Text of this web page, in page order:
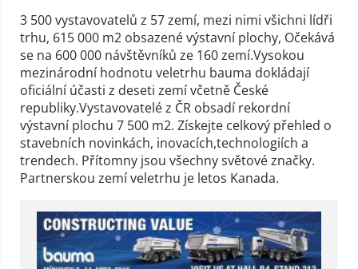
3 500 vystavovatelů z 57 zemí, mezi nimi všichni lídři
trhu, 615 000 m2 obsazené výstavní plochy, Očekává
se na 600 000 návštěvníků ze 160 zemí.Vysokou
mezinárodní hodnotu veletrhu bauma dokládají
oficiální účasti z deseti zemí včetně České
republiky.Vystavovatelé z ČR obsadí rekordní
výstavní plochu 7 500 m2. Získejte celkový přehled o
stavebních novinkách, inovacích,technologiích a
trendech. Přítomny jsou všechny světové značky.
Partnerskou zemí veletrhu je letos Kanada.